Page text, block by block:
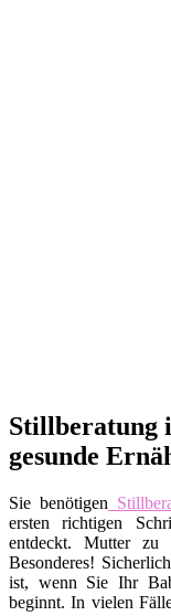
Stillberatung
gesunde
Sie benötigen
ersten richtigen
entdeckt. Mutter
Besonderes!
ist, wenn Sie Ihr
beginnt. In vielen